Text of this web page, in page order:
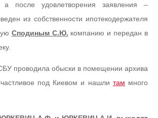
а после удовлетворения заявления –
из собственности ипотекодержателя
Сподиным С.Ю. компанию и передан в
проводила обыски в помещении архива
под Киевом и нашли там много